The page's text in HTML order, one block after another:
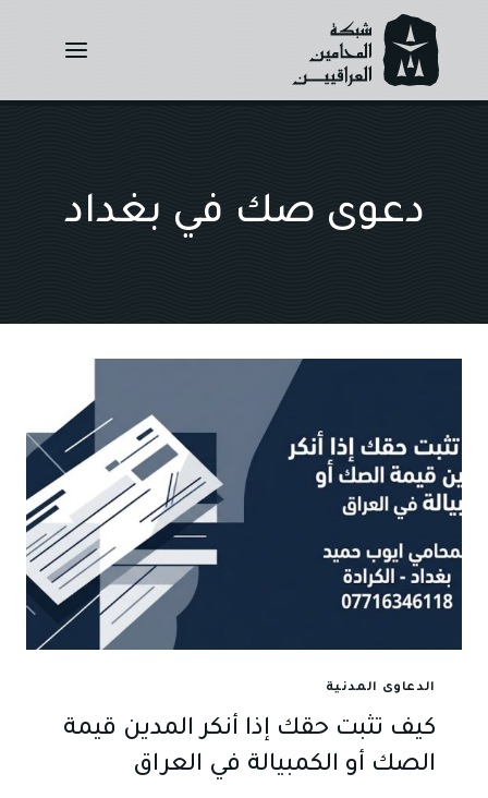
content
دعوى صك في بغداد
الدعاوى المدنية
كيف تثبت حقك إذا أنكر المدين قيمة
الصك أو الكمبيالة في العراق